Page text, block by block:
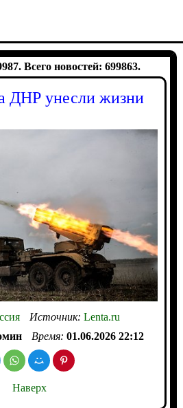
Всего новостей: 699863.
ДНР унесли жизни
Источник: Lenta.ru
Время: 01.06.2026 22:12
Наверх